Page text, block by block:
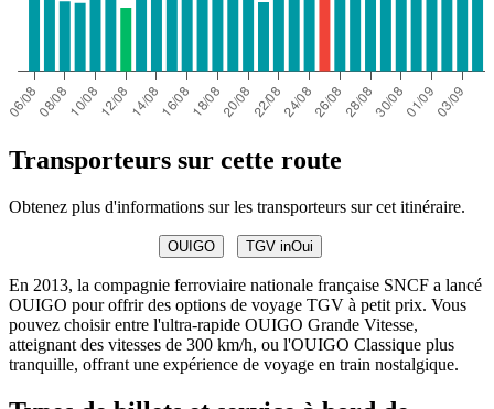
Transporteurs sur cette route
Obtenez plus d'informations sur les transporteurs sur cet itinéraire.
OUIGO TGV inOui
En 2013, la compagnie ferroviaire nationale française SNCF a lancé
OUIGO pour offrir des options de voyage TGV à petit prix. Vous
pouvez choisir entre l'ultra-rapide OUIGO Grande Vitesse,
atteignant des vitesses de 300 km/h, ou l'OUIGO Classique plus
tranquille, offrant une expérience de voyage en train nostalgique.